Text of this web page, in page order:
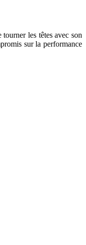
les têtes avec son
sur la performance